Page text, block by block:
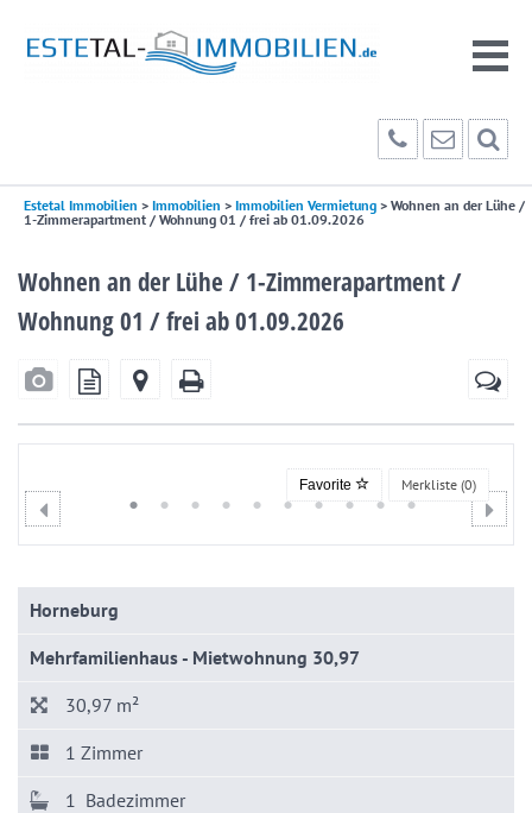
Estetal Immobilien > Immobilien > Immobilien Vermietung > Wohnen an der Lühe /
1-Zimmerapartment / Wohnung 01 / frei ab 01.09.2026
Wohnen an der Lühe / 1-Zimmerapartment /
Wohnung 01 / frei ab 01.09.2026
Merkliste (0)
Favorite
Horneburg
Mehrfamilienhaus - Mietwohnung 30,97
30,97 m²
1 Zimmer
1 Badezimmer